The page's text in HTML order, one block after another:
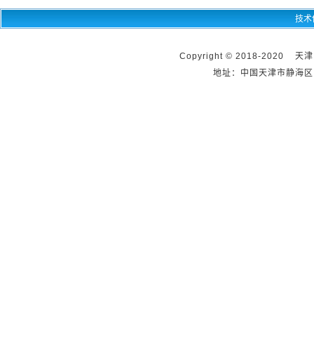
技术
Copyright © 2018-2020 天津
地址：中国天津市静海